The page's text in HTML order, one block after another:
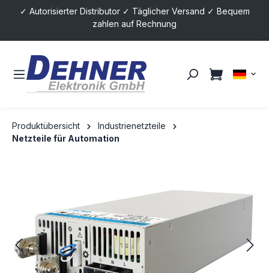
springen
✓ Autorisierter Distributor ✓ Täglicher Versand ✓ Bequem
zahlen auf Rechnung
Produktübersicht
Industrienetzteile
Netzteile für Automation